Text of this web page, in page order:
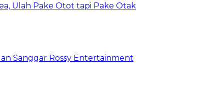
Ulah Pake Otot tapi Pake Otak
Sanggar Rossy Entertainment